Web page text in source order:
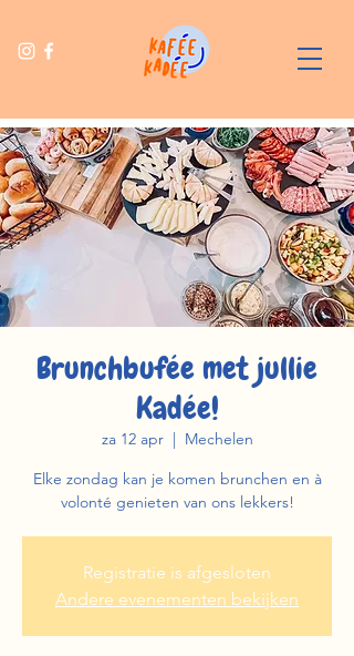
Brunchbufée met jullie
Kadée!
za 12 apr
  |
Mechelen
Elke zondag kan je komen brunchen en à
volonté genieten van ons lekkers!
Registratie is afgesloten
Andere evenementen bekijken